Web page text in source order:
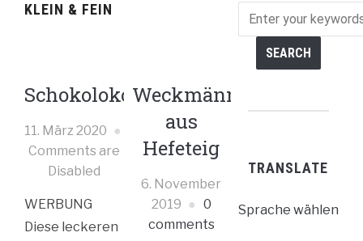
KLEIN & FEIN
Schokolokokekse
11. März 2020
Comments are
Disabled
WERBUNG
Diese leckeren
Weckmänner
aus
Hefeteig
6. November
2019
0
comments
TRANSLATE
Sprache wählen